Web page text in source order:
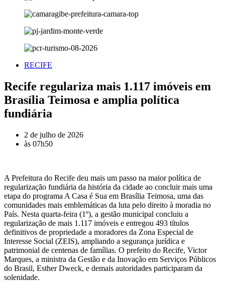
RECIFE
Recife regulariza mais 1.117 imóveis em
Brasília Teimosa e amplia política
fundiária
2 de julho de 2026
às 07h50
A Prefeitura do Recife deu mais um passo na maior política de
regularização fundiária da história da cidade ao concluir mais uma
etapa do programa A Casa é Sua em Brasília Teimosa, uma das
comunidades mais emblemáticas da luta pelo direito à moradia no
País. Nesta quarta-feira (1º), a gestão municipal concluiu a
regularização de mais 1.117 imóveis e entregou 493 títulos
definitivos de propriedade a moradores da Zona Especial de
Interesse Social (ZEIS), ampliando a segurança jurídica e
patrimonial de centenas de famílias. O prefeito do Recife, Victor
Marques, a ministra da Gestão e da Inovação em Serviços Públicos
do Brasil, Esther Dweck, e demais autoridades participaram da
solenidade.